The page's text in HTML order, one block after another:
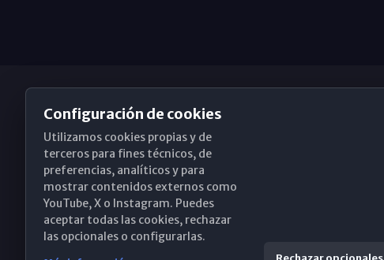
Obispado de Málaga
Santa María, 18-20. 29015 Málaga
(+34) 952 224 386
Configuración de cookies
Utilizamos cookies propias y de
terceros para fines técnicos, de
preferencias, analíticos y para
mostrar contenidos externos como
YouTube, X o Instagram. Puedes
aceptar todas las cookies, rechazar
las opcionales o configurarlas.